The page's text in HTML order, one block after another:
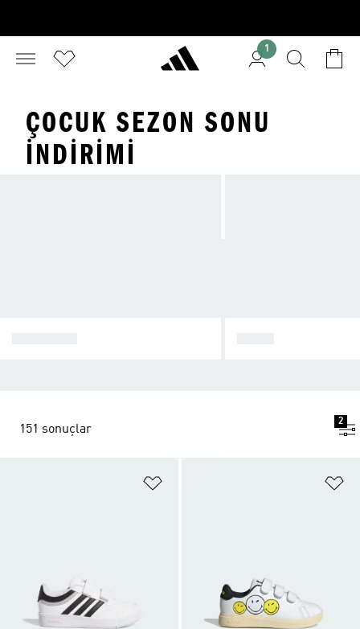
1
ÇOCUK SEZON SONU
İNDIRIMI
151 sonuçlar
2